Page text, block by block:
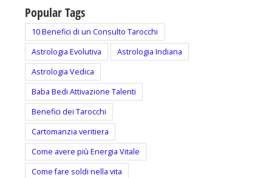
Popular Tags
10 Benefici di un Consulto Tarocchi
Astrologia Evolutiva
Astrologia Indiana
Astrologia Vedica
Baba Bedi Attivazione Talenti
Benefici dei Tarocchi
Cartomanzia veritiera
Come avere più Energia Vitale
Come fare soldi nella vita